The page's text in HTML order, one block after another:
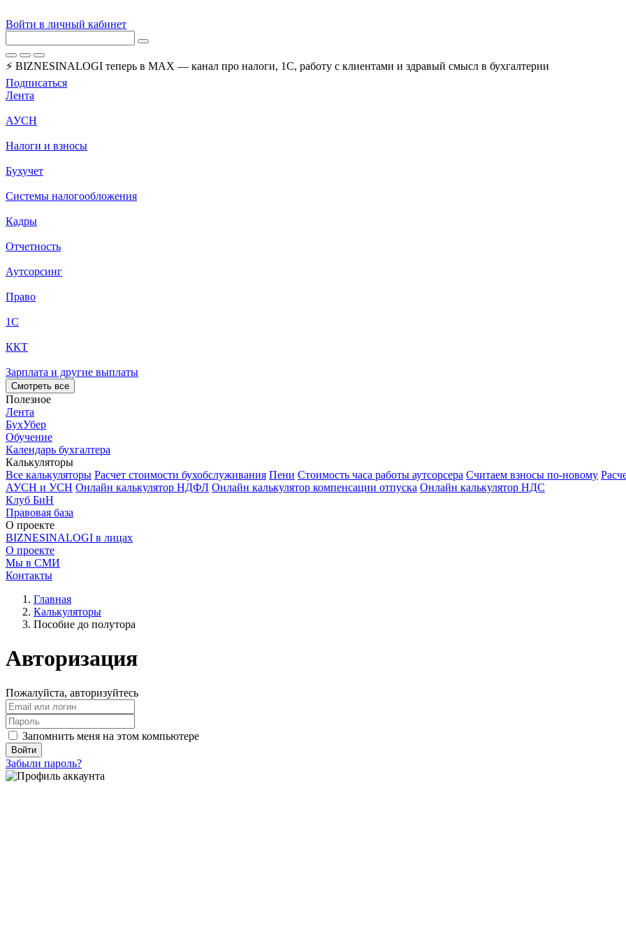
Войти в личный кабинет
⚡ BIZNESINALOGI теперь в MAX — канал про налоги, 1С, работу с клиентами и здравый смысл в бухгалтерии
Подписаться
Лента
АУСН
Налоги и взносы
Бухучет
Системы налогообложения
Кадры
Отчетность
Аутсорсинг
Право
1С
ККТ
Зарплата и другие выплаты
Смотреть все
Полезное
Лента
БухУбер
Обучение
Календарь бухгалтера
Калькуляторы
Все калькуляторы Расчет стоимости бухобслуживания Пени Стоимость часа работы аутсорсера Считаем взносы по-новому
АУСН и УСН Онлайн калькулятор НДФЛ Онлайн калькулятор компенсации отпуска Онлайн калькулятор НДС
Клуб БиН
Правовая база
О проекте
BIZNESINALOGI в лицах
О проекте
Мы в СМИ
Контакты
Главная
Калькуляторы
Пособие до полутора
Авторизация
Пожалуйста, авторизуйтесь
Запомнить меня на этом компьютере
Войти
Забыли пароль?